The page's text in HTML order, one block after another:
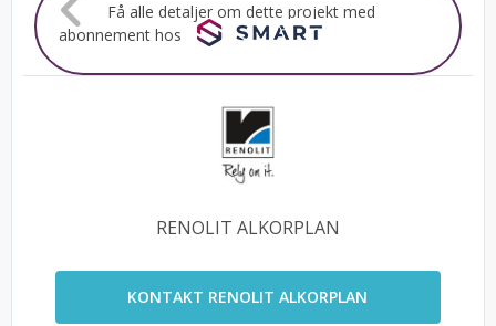
Få alle detaljer om dette projekt med
abonnement hos
RENOLIT ALKORPLAN
KONTAKT RENOLIT ALKORPLAN